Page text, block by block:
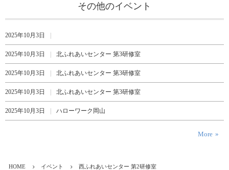
その他のイベント
2025年10月3日
2025年10月3日 北ふれあいセンター 第3研修室
2025年10月3日 北ふれあいセンター 第3研修室
2025年10月3日 北ふれあいセンター 第3研修室
2025年10月3日 ハローワーク岡山
More
HOME イベント 西ふれあいセンター 第2研修室